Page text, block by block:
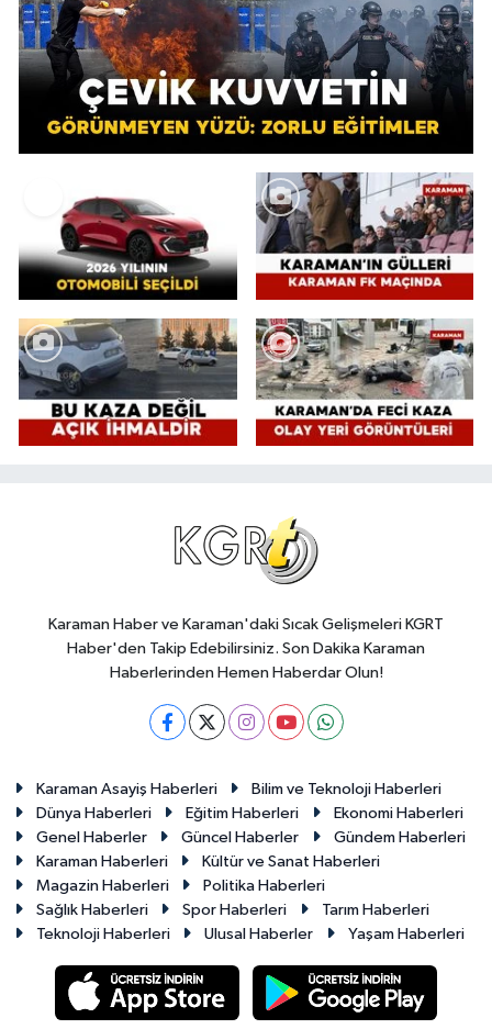
Karaman Haber ve Karaman'daki Sıcak Gelişmeleri KGRT
Haber'den Takip Edebilirsiniz. Son Dakika Karaman
Haberlerinden Hemen Haberdar Olun!
Karaman Asayiş Haberleri
Bilim ve Teknoloji Haberleri
Dünya Haberleri
Eğitim Haberleri
Ekonomi Haberleri
Genel Haberler
Güncel Haberler
Gündem Haberleri
Karaman Haberleri
Kültür ve Sanat Haberleri
Magazin Haberleri
Politika Haberleri
Sağlık Haberleri
Spor Haberleri
Tarım Haberleri
Teknoloji Haberleri
Ulusal Haberler Yaşam Haberleri